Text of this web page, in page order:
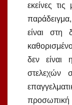
εκείνες
είναι στη
δεν είναι
στελεχών
προσωπική